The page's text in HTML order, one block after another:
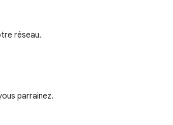
réseau.
parrainez.